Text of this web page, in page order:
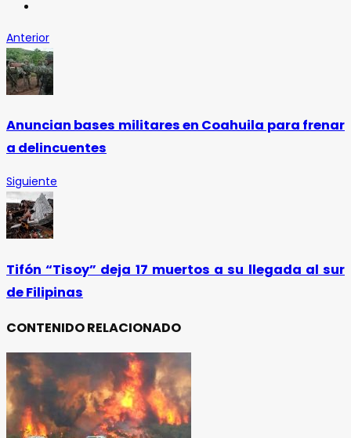
Anterior
Anuncian bases militares en Coahuila para frenar
a delincuentes
Siguiente
Tifón “Tisoy” deja 17 muertos a su llegada al sur
de Filipinas
CONTENIDO RELACIONADO